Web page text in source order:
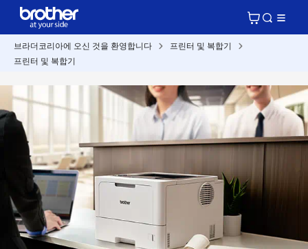
브라더코리아에 오신 것을 환영합니다
프린터 및 복합기
프린터 및 복합기